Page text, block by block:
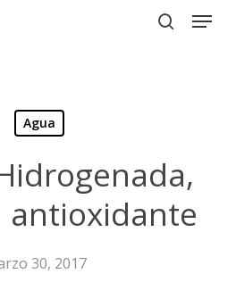
Menu
Agua
antioxidante
30, 2017